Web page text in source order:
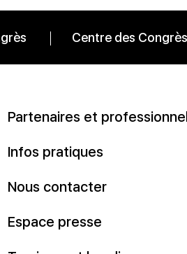
Centre des Congrès
Partenaires et
Infos pratiques
Nous contacter
Espace presse